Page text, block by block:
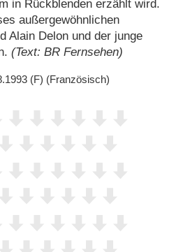
in Rückblenden erzählt wird.
außergewöhnlichen
Alain Delon und der junge
(Text: BR Fernsehen)
(F) (Französisch)